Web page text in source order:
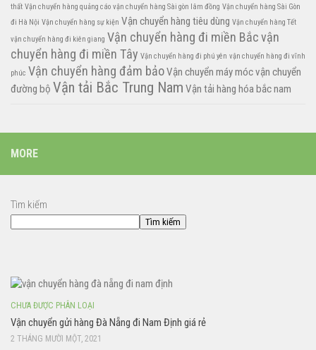
thất Vận chuyển hàng quảng cáo vận chuyển hàng Sài gòn lâm đồng Vận chuyển hàng Sài Gòn
đi Hà Nội Vận chuyển hàng sự kiện Vận chuyển hàng tiêu dùng Vận chuyển hàng Tết
vận chuyển hàng đi kiên giang Vận chuyển hàng đi miền Bắcvận
chuyển hàng đi miền Tây Vận chuyển hàng đi phú yên vận chuyển hàng đi vĩnh
phúc Vận chuyển hàng đảm bảoVận chuyển máy mócvận chuyển
đường bộ Vận tải Bắc Trung Nam Vận tải hàng hóa bắc nam
MORE
Tìm kiếm
Tìm kiếm
CHƯA ĐƯỢC PHÂN LOẠI
Vận chuyển gửi hàng Đà Nẵng đi Nam Định giá rẻ
2 THÁNG MƯỜI MỘT, 2021